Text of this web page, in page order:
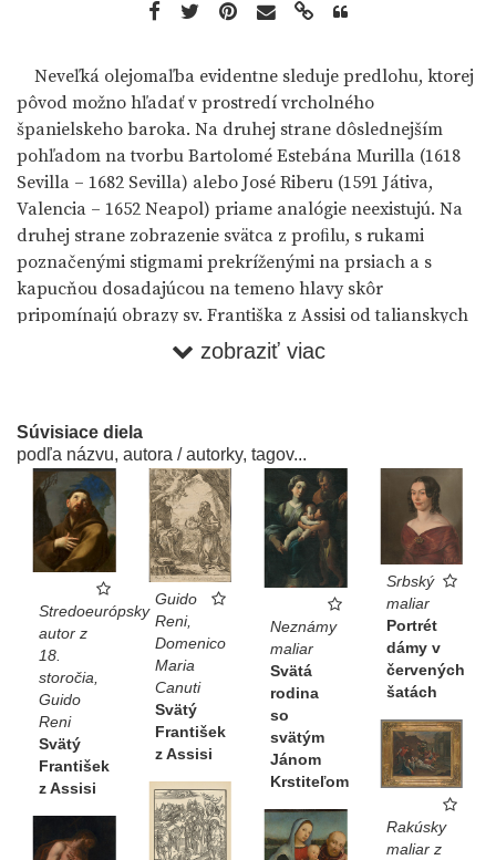
Neveľká olejomaľba evidentne sleduje predlohu, ktorej
pôvod možno hľadať v prostredí vrcholného
španielskeho baroka. Na druhej strane dôslednejším
pohľadom na tvorbu Bartolomé Estebána Murilla (1618
Sevilla – 1682 Sevilla) alebo José Riberu (1591 Játiva,
Valencia – 1652 Neapol) priame analógie neexistujú. Na
druhej strane zobrazenie svätca z proﬁlu, s rukami
poznačenými stigmami prekríženými na prsiach a s
kapucňou dosadajúcou na temeno hlavy skôr
pripomínajú obrazy sv. Františka z Assisi od talianskych
maliarov Guercina (vlastným menom Giovanni Francesco
Lodovica Cardiho, zvaného il Cigoli (1559 Cigoli di San
Miniato, Toskánsko – 1613 Rím). Za zmienku stojí
poznámka, že na španielskom trhu s umením sa objavujú
kompozície z 18. a 19. storočia, podobné tej v zbierke
Ernesta Zmetáka a Danice Zmetákovej.
Martin Šugár ● Z depozitára
zobraziť viac
Súvisiace diela
podľa názvu, autora / autorky, tagov...
Stredoeurópsky
autor z
18.
storočia,
Guido
Reni
Svätý
František
z Assisi
Guido
Reni,
Domenico
Maria
Canuti
Svätý
František
z Assisi
Neznámy
maliar
Svätá
rodina
so
svätým
Jánom
Krstiteľom
Srbský
maliar
Portrét
dámy v
červených
šatách
Rakúsky
maliar z